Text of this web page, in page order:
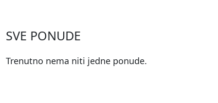
SVE PONUDE
Trenutno nema niti jedne ponude.